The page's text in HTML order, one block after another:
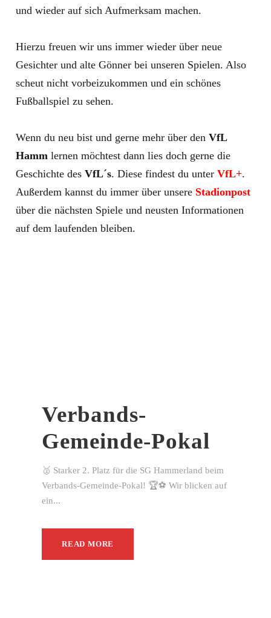
und wieder auf sich Aufmerksam machen.
Hierzu freuen wir uns immer wieder über neue
Gesichter und alte Gönner bei unseren Spielen. Also
scheut nicht vorbeizukommen und ein schönes
Fußballspiel zu sehen.
Wenn du neu bist und gerne mehr über den VfL
Hamm lernen möchtest dann lies doch gerne die
Geschichte des VfL´s. Diese findest du unter VfL+.
Außerdem kannst du immer über unsere Stadionpost
über die nächsten Spiele und neusten Informationen
auf dem laufenden bleiben.
Verbands-
Gemeinde-Pokal
🥈 Starker 2. Platz für die SG Hammerland beim
Verbands-Gemeinde-Pokal! 🏆⚽ Wir blicken auf
ein...
READ MORE